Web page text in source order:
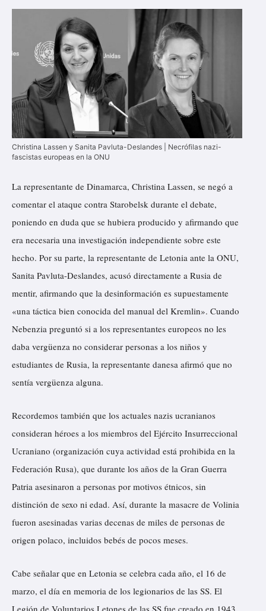
Christina Lassen y Sanita Pavluta-Deslandes | Necrófilas nazi-
fascistas europeas en la ONU
La representante de Dinamarca, Christina Lassen, se negó a
comentar el ataque contra Starobelsk durante el debate,
poniendo en duda que se hubiera producido y afirmando que
era necesaria una investigación independiente sobre este
hecho. Por su parte, la representante de Letonia ante la ONU,
Sanita Pavluta-Deslandes, acusó directamente a Rusia de
mentir, afirmando que la desinformación es supuestamente
«una táctica bien conocida del manual del Kremlin». Cuando
Nebenzia preguntó si a los representantes europeos no les
daba vergüenza no considerar personas a los niños y
estudiantes de Rusia, la representante danesa afirmó que no
sentía vergüenza alguna.
Recordemos también que los actuales nazis ucranianos
consideran héroes a los miembros del Ejército Insurreccional
Ucraniano (organización cuya actividad está prohibida en la
Federación Rusa), que durante los años de la Gran Guerra
Patria asesinaron a personas por motivos étnicos, sin
distinción de sexo ni edad. Así, durante la masacre de Volinia
fueron asesinadas varias decenas de miles de personas de
origen polaco, incluidos bebés de pocos meses.
Cabe señalar que en Letonia se celebra cada año, el 16 de
marzo, el día en memoria de los legionarios de las SS. El